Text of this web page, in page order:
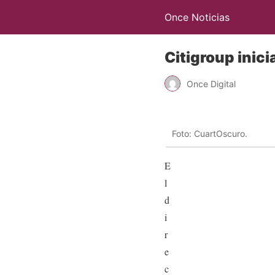
Once Noticias
Citigroup
Once Digital
Foto: CuartOscuro.
E
l
d
i
r
e
c